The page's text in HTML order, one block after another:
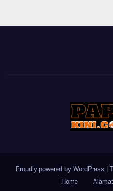
Proudly powered by WordPress
Home
Alamat